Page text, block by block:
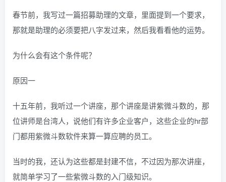
春节前，我写过一篇招募助理的文章，里面提到一个要求，
那就是助理的必须要把八字发过来，然后我看看他的运势。
为什么会有这个条件呢？
原因一
十五年前，我听过一个讲座，那个讲座是讲紫微斗数的，那
位讲师是台湾人，说他们有许多企业客户，这些企业的hr部
门都用紫微斗数软件来算一算应聘的员工。
当时的我，还认为这些都是封建不信，不过因为那次讲座，
就简单学习了一些紫微斗数的入门级知识。